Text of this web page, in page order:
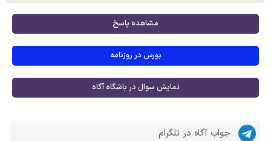
مشاهده پاسخ
بورس در روزنامه
نمایش سوال در باشگاه آگاه
جواب آگاه در تلگرام